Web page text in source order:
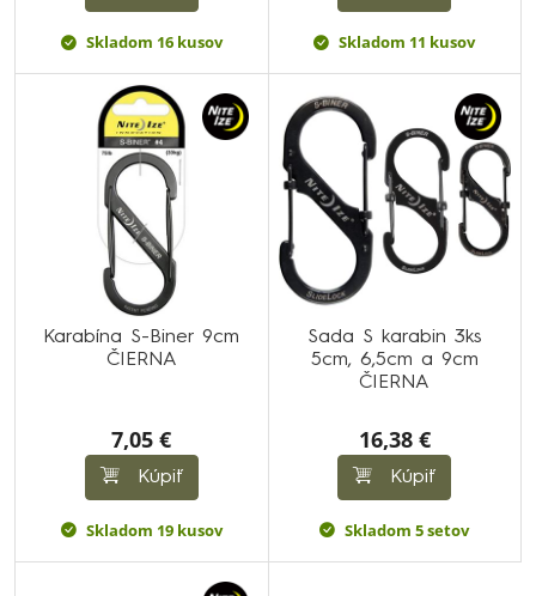
Skladom 16 kusov Skladom 11 kusov
Karabína S-Biner 9cm
ČIERNA
7,05 €
Kúpiť
Skladom 19 kusov
Sada S karabin 3ks
5cm, 6,5cm a 9cm
ČIERNA
16,38 €
Kúpiť
Skladom 5 setov